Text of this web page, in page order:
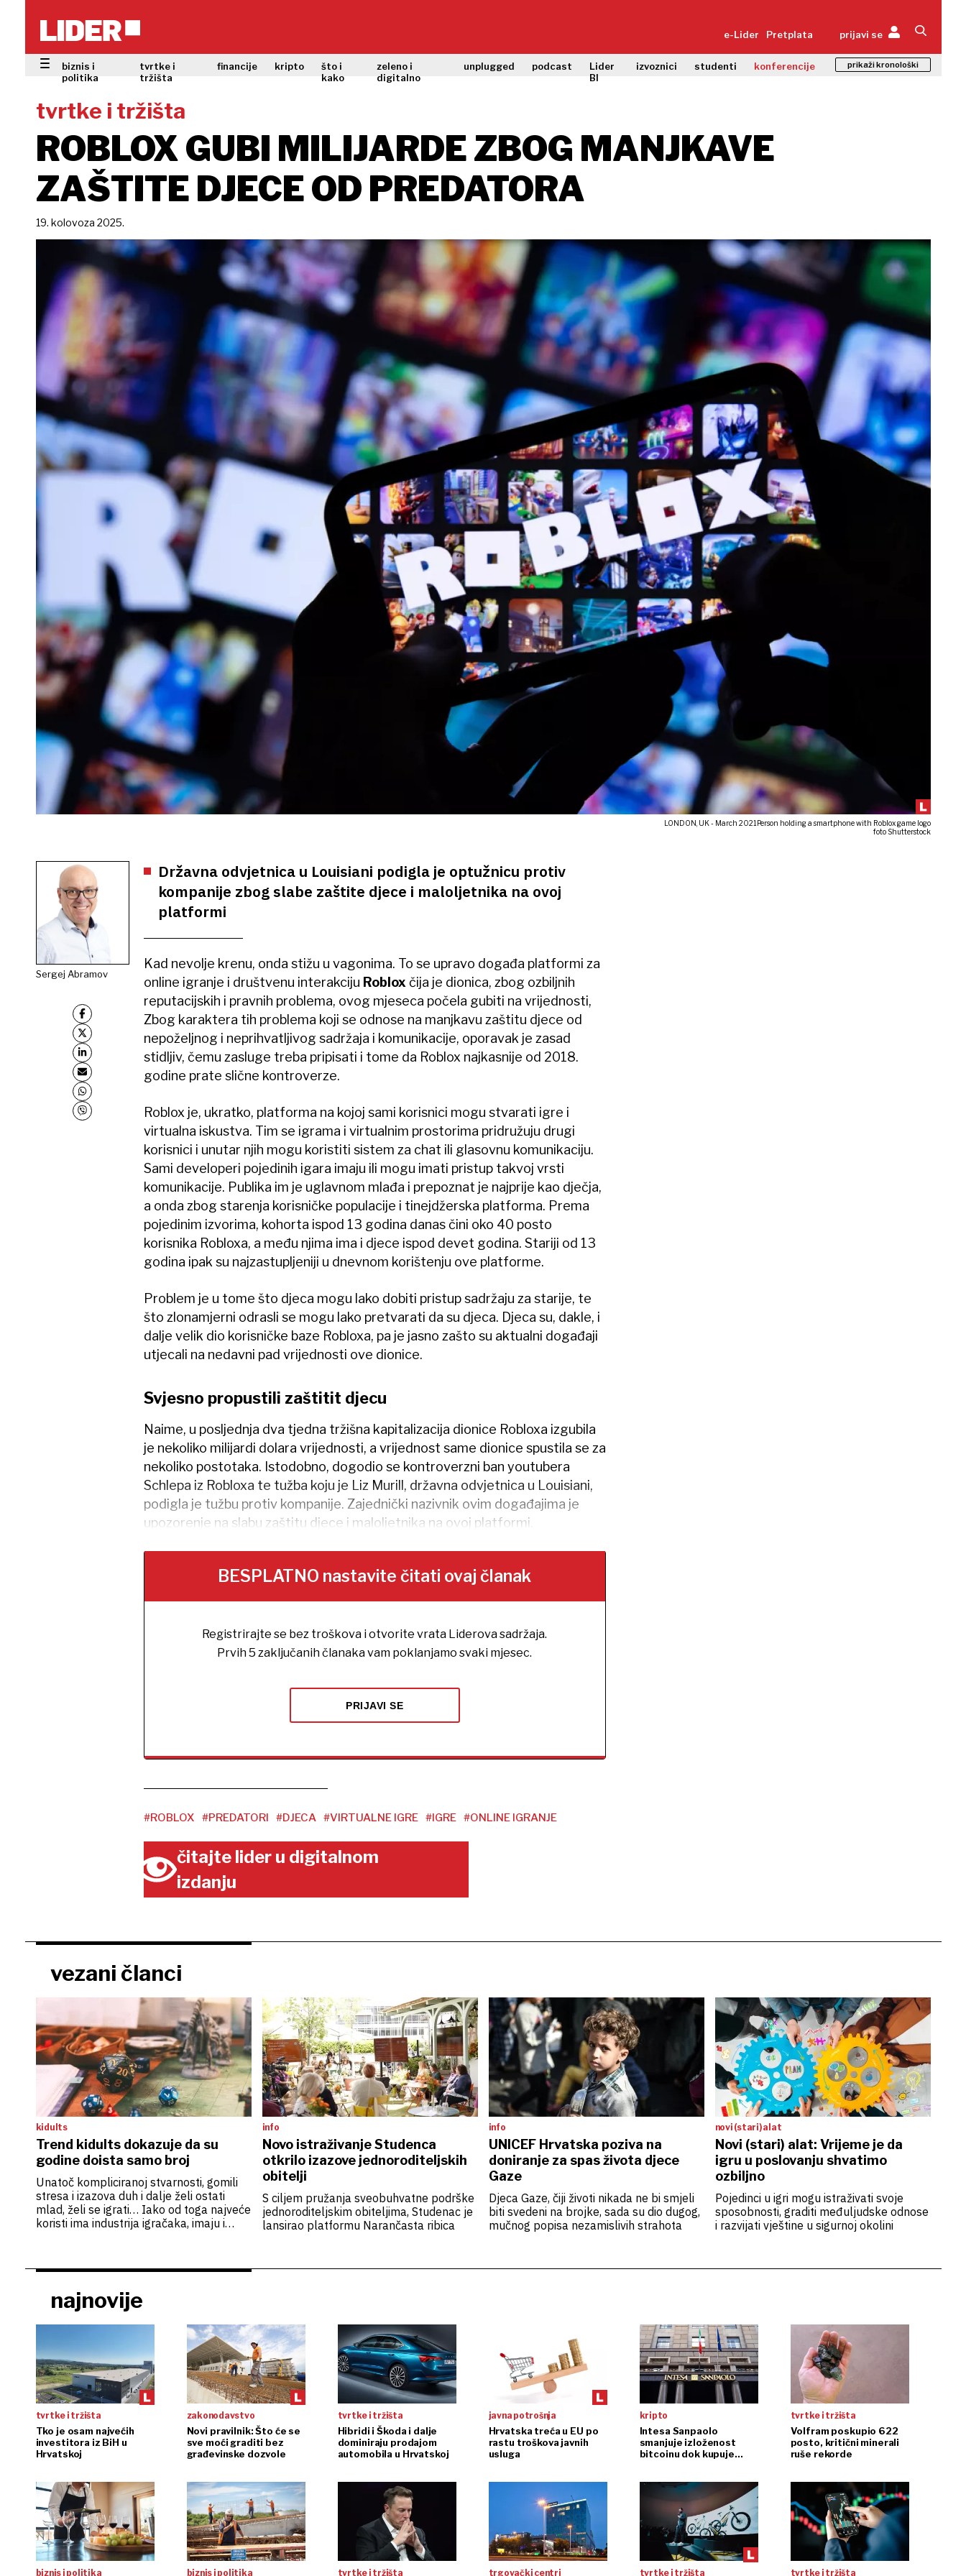
e-Lider Pretplata prijavi se
biznis i
politika
tvrtke i
tržišta
financije kripto
što i
kako
zeleno i
digitalno
unplugged podcast
Lider
BI
izvoznici studenti konferencije prikaži kronološki
tvrtke i tržišta
ROBLOX GUBI MILIJARDE ZBOG MANJKAVE
ZAŠTITE DJECE OD PREDATORA
19. kolovoza 2025.
LONDON, UK - March 2021Person holding a smartphone with Roblox game logo
foto Shutterstock
Sergej Abramov
Državna odvjetnica u Louisiani podigla je optužnicu protiv
kompanije zbog slabe zaštite djece i maloljetnika na ovoj
platformi
Kad nevolje krenu, onda stižu u vagonima. To se upravo događa platformi za
online igranje i društvenu interakciju Roblox čija je dionica, zbog ozbiljnih
reputacijskih i pravnih problema, ovog mjeseca počela gubiti na vrijednosti,
Zbog karaktera tih problema koji se odnose na manjkavu zaštitu djece od
nepoželjnog i neprihvatljivog sadržaja i komunikacije, oporavak je zasad
stidljiv, čemu zasluge treba pripisati i tome da Roblox najkasnije od 2018.
godine prate slične kontroverze.
Roblox je, ukratko, platforma na kojoj sami korisnici mogu stvarati igre i
virtualna iskustva. Tim se igrama i virtualnim prostorima pridružuju drugi
korisnici i unutar njih mogu koristiti sistem za chat ili glasovnu komunikaciju.
Sami developeri pojedinih igara imaju ili mogu imati pristup takvoj vrsti
komunikacije. Publika im je uglavnom mlađa i prepoznat je najprije kao dječja,
a onda zbog starenja korisničke populacije i tinejdžerska platforma. Prema
pojedinim izvorima, kohorta ispod 13 godina danas čini oko 40 posto
korisnika Robloxa, a među njima ima i djece ispod devet godina. Stariji od 13
godina ipak su najzastupljeniji u dnevnom korištenju ove platforme.
Problem je u tome što djeca mogu lako dobiti pristup sadržaju za starije, te
što zlonamjerni odrasli se mogu lako pretvarati da su djeca. Djeca su, dakle, i
dalje velik dio korisničke baze Robloxa, pa je jasno zašto su aktualni događaji
utjecali na nedavni pad vrijednosti ove dionice.
Svjesno propustili zaštitit djecu
Naime, u posljednja dva tjedna tržišna kapitalizacija dionice Robloxa izgubila
je nekoliko milijardi dolara vrijednosti, a vrijednost same dionice spustila se za
nekoliko postotaka. Istodobno, dogodio se kontroverzni ban youtubera
Schlepa iz Robloxa te tužba koju je Liz Murill, državna odvjetnica u Louisiani,
podigla je tužbu protiv kompanije. Zajednički nazivnik ovim događajima je
upozorenje na slabu zaštitu djece i maloljetnika na ovoj platformi.
BESPLATNO nastavite čitati ovaj članak
Registrirajte se bez troškova i otvorite vrata Liderova sadržaja.
Prvih 5 zaključanih članaka vam poklanjamo svaki mjesec.
PRIJAVI SE
#ROBLOX #PREDATORI #DJECA #VIRTUALNE IGRE #IGRE #ONLINE IGRANJE
čitajte lider u digitalnom
izdanju
vezani članci
kidults
Trend kidults dokazuje da su
godine doista samo broj
Unatoč kompliciranoj stvarnosti, gomili
stresa i izazova duh i dalje želi ostati
mlad, želi se igrati… Iako od toga najveće
koristi ima industrija igračaka, imaju i
info
Novo istraživanje Studenca
otkrilo izazove jednoroditeljskih
obitelji
S ciljem pružanja sveobuhvatne podrške
jednoroditeljskim obiteljima, Studenac je
lansirao platformu Narančasta ribica
info
UNICEF Hrvatska poziva na
doniranje za spas života djece
Gaze
Djeca Gaze, čiji životi nikada ne bi smjeli
biti svedeni na brojke, sada su dio dugog,
mučnog popisa nezamislivih strahota
novi (stari) alat
Novi (stari) alat: Vrijeme je da
igru u poslovanju shvatimo
ozbiljno
Pojedinci u igri mogu istraživati svoje
sposobnosti, graditi međuljudske odnose
i razvijati vještine u sigurnoj okolini
najnovije
tvrtke i tržišta
Tko je osam najvećih
investitora iz BiH u
Hrvatskoj
zakonodavstvo
Novi pravilnik: Što će se
sve moći graditi bez
građevinske dozvole
tvrtke i tržišta
Hibridi i Škoda i dalje
dominiraju prodajom
automobila u Hrvatskoj
javna potrošnja
Hrvatska treća u EU po
rastu troškova javnih
usluga
kripto
Intesa Sanpaolo
smanjuje izloženost
bitcoinu dok kupuje
tvrtke i tržišta
Volfram poskupio 622
posto, kritični minerali
ruše rekorde
biznis i politika biznis i politika tvrtke i tržišta trgovački centri tvrtke i tržišta tvrtke i tržišta